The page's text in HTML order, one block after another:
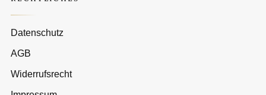
Datenschutz
AGB
Widerrufsrecht